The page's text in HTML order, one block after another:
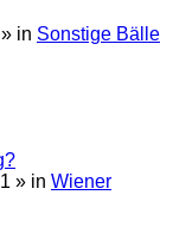
» in Sonstige Bälle
» in Wiener